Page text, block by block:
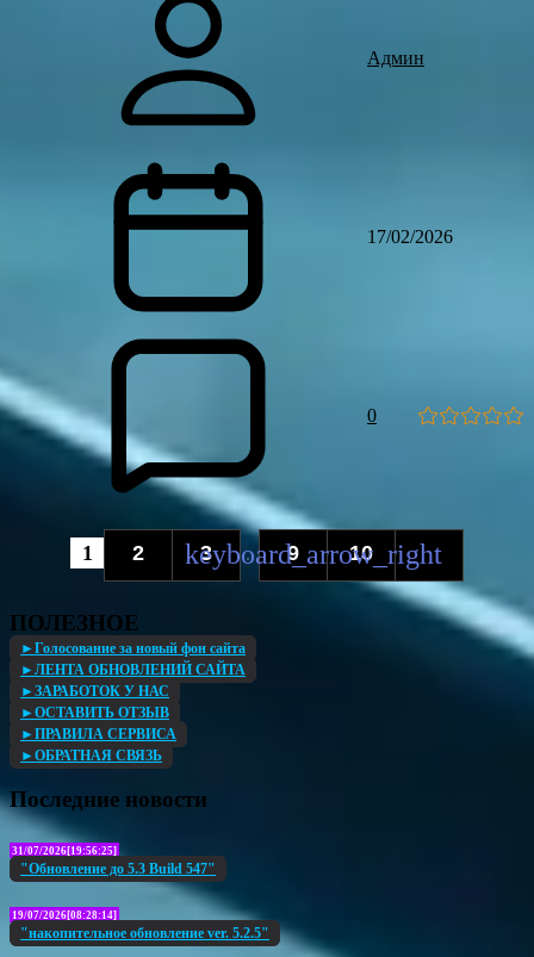
Админ
17/02/2026
0
1 2 3 ... 9 10
ПОЛЕЗНОЕ
►Голосование за новый фон сайта
►ЛЕНТА ОБНОВЛЕНИЙ САЙТА
►ЗАРАБОТОК У НАС
►ОСТАВИТЬ ОТЗЫВ
►ПРАВИЛА СЕРВИСА
►ОБРАТНАЯ СВЯЗЬ
Последние новости
31/07/2026[19:56:25]
"Обновление до 5.3 Build 547"
19/07/2026[08:28:14]
"накопительное обновление ver. 5.2.5"